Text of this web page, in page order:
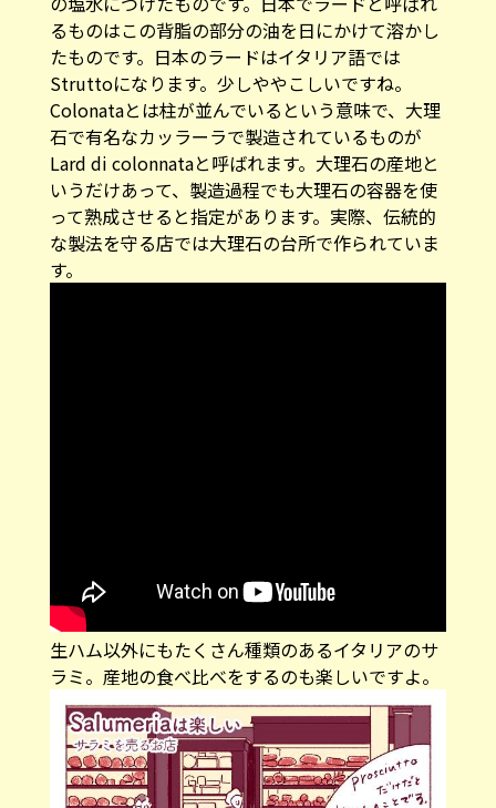
るものはこの背脂の部分の油を日にかけて溶かし
たものです。日本のラードはイタリア語では
Struttoになります。少しややこしいですね。
Colonataとは柱が並んでいるという意味で、大理
石で有名なカッラーラで製造されているものが
Lard di colonnataと呼ばれます。大理石の産地と
いうだけあって、製造過程でも大理石の容器を使
って熟成させると指定があります。実際、伝統的
な製法を守る店では大理石の台所で作られていま
す。
生ハム以外にもたくさん種類のあるイタリアのサ
ラミ。産地の食べ比べをするのも楽しいですよ。